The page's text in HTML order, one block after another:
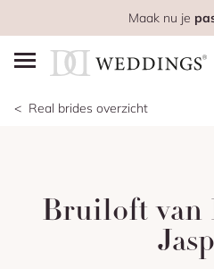
Maak nu je
Real brides overzicht
Bruiloft van